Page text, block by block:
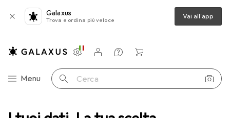
Galaxus
Trova e ordina più veloce Vai all'app
Categoria Navigazione
Menu Cerca
Impostazioni
Conto cliente
Liste di confronto
Liste dei desideri
Carrello
Lenti a contatto Air Optix più HydraGlyde per l'astigmatismo